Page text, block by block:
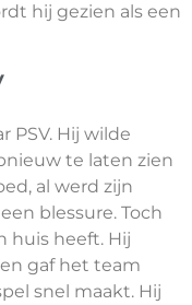
hij gezien als een
PSV. Hij wilde
te laten zien
al werd zijn
blessure. Toch
huis heeft. Hij
gaf het team
snel maakt. Hij